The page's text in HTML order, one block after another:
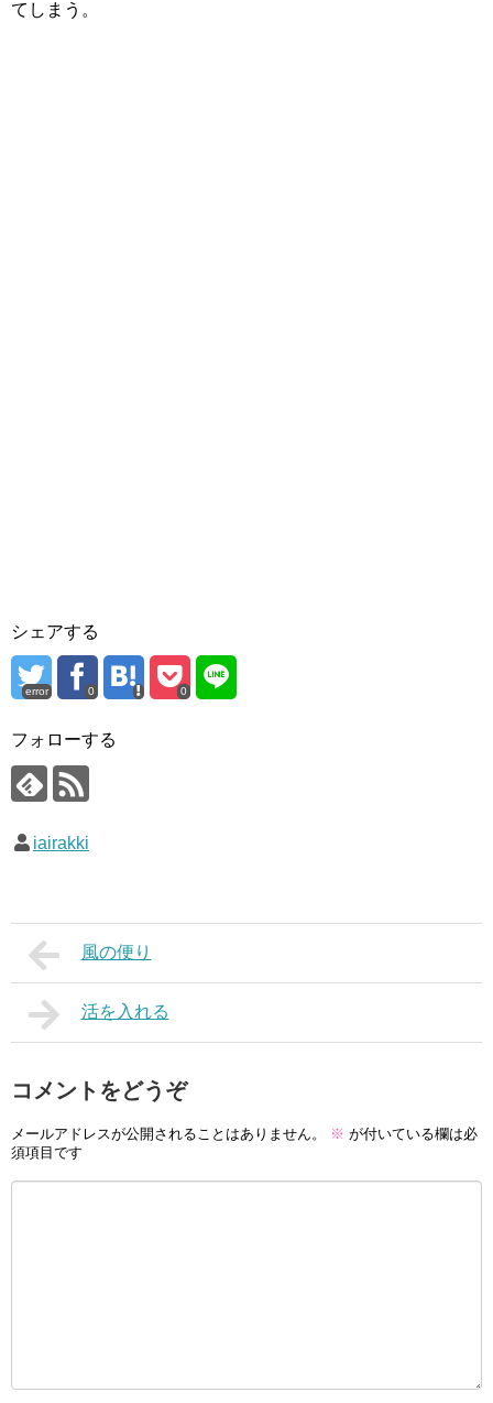
てしまう。
シェアする
error 0 0
フォローする
iairakki
風の便り
活を入れる
コメントをどうぞ
メールアドレスが公開されることはありません。 ※ が付いている欄は必
須項目です